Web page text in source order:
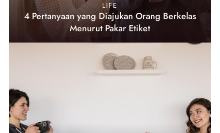
LIFE
4 Pertanyaan yang Diajukan Orang Berkelas
Menurut Pakar Etiket